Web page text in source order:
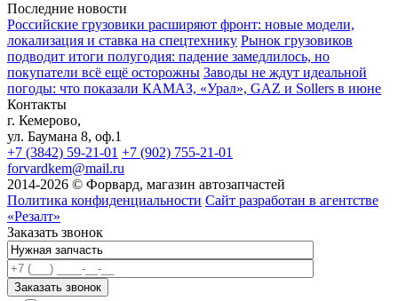
Последние новости
Российские грузовики расширяют фронт: новые модели,
локализация и ставка на спецтехнику Рынок грузовиков
подводит итоги полугодия: падение замедлилось, но
покупатели всё ещё осторожны Заводы не ждут идеальной
погоды: что показали КАМАЗ, «Урал», GAZ и Sollers в июне
Контакты
г. Кемерово,
ул. Баумана 8, оф.1
+7 (3842) 59-21-01 +7 (902) 755-21-01
forvardkem@mail.ru
2014-2026 © Форвард, магазин автозапчастей
Политика конфиденциальности Сайт разработан в агентстве
«Резалт»
Заказать звонок